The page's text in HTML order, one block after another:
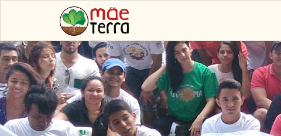
Pular
para
o
conteúdo
principal